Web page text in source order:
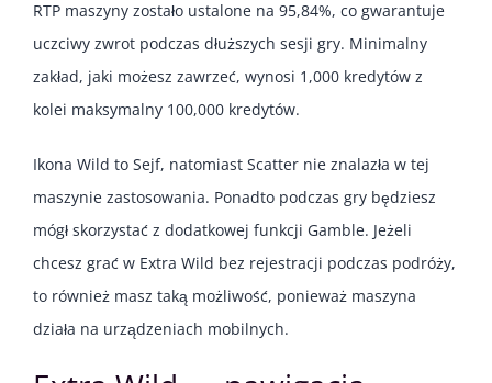
RTP maszyny zostało ustalone na 95,84%, co gwarantuje
uczciwy zwrot podczas dłuższych sesji gry. Minimalny
zakład, jaki możesz zawrzeć, wynosi 1,000 kredytów z
kolei maksymalny 100,000 kredytów.
Ikona Wild to Sejf, natomiast Scatter nie znalazła w tej
maszynie zastosowania. Ponadto podczas gry będziesz
mógł skorzystać z dodatkowej funkcji Gamble. Jeżeli
chcesz grać w Extra Wild bez rejestracji podczas podróży,
to również masz taką możliwość, ponieważ maszyna
działa na urządzeniach mobilnych.